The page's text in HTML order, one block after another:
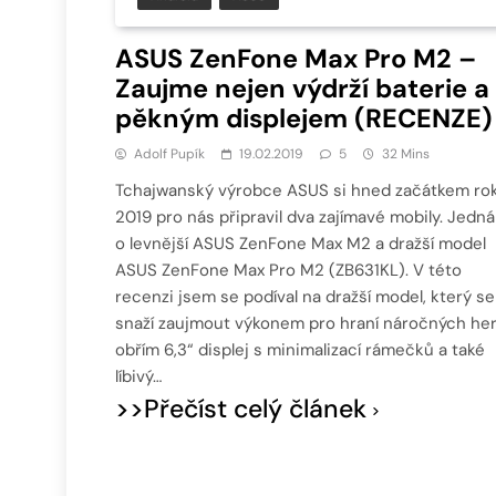
ASUS ZenFone Max Pro M2 –
Zaujme nejen výdrží baterie a
pěkným displejem (RECENZE)
Adolf Pupík 19.02.2019 5 32 Mins
Tchajwanský výrobce ASUS si hned začátkem
2019 pro nás připravil dva zajímavé mobily.
o levnější ASUS ZenFone Max M2 a dražší model
ASUS ZenFone Max Pro M2 (ZB631KL). V této
recenzi jsem se podíval na dražší model, který se
snaží zaujmout výkonem pro hraní náročných
obřím 6,3“ displej s minimalizací rámečků a také
líbivý…
>>Přečíst celý článek